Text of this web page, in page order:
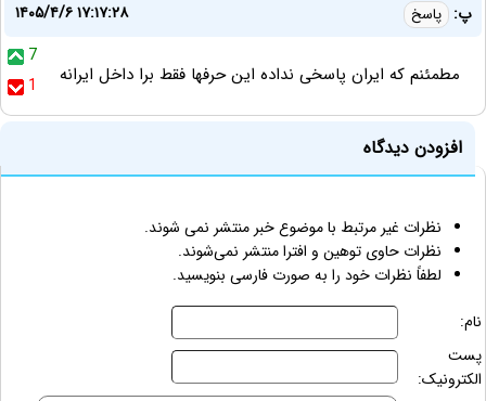
پ: پاسخ
۱۴۰۵/۴/۶ ۱۷:۱۷:۲۸
7
1
مطمئنم که ایران پاسخی نداده این حرفها فقط برا داخل ایرانه
افزودن دیدگاه
نظرات غیر مرتبط با موضوع خبر منتشر نمی شوند.
نظرات حاوی توهین و افترا منتشر نمی‌شوند.
لطفاً نظرات خود را به صورت فارسی بنویسید.
نام:
پست
الکترونیک: